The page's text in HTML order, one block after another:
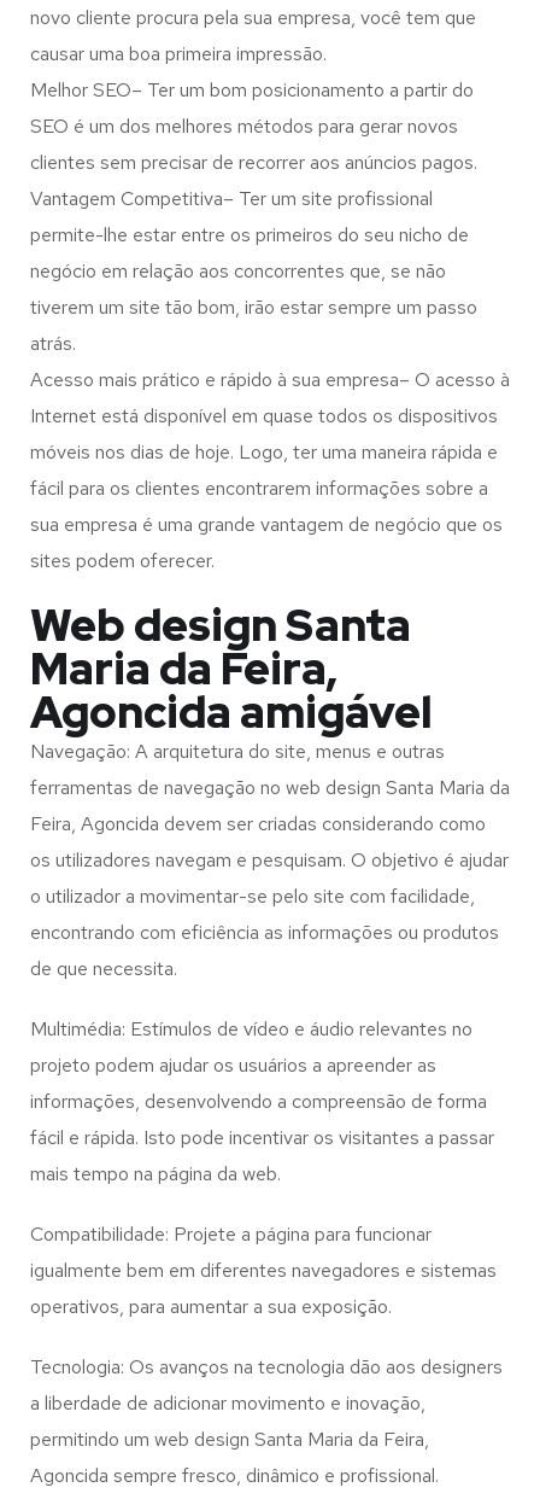
novo cliente procura pela sua empresa, você tem que
causar uma boa primeira impressão.
Melhor SEO– Ter um bom posicionamento a partir do
SEO é um dos melhores métodos para gerar novos
clientes sem precisar de recorrer aos anúncios pagos.
Vantagem Competitiva– Ter um site profissional
permite-lhe estar entre os primeiros do seu nicho de
negócio em relação aos concorrentes que, se não
tiverem um site tão bom, irão estar sempre um passo
atrás.
Acesso mais prático e rápido à sua empresa– O acesso à
Internet está disponível em quase todos os dispositivos
móveis nos dias de hoje. Logo, ter uma maneira rápida e
fácil para os clientes encontrarem informações sobre a
sua empresa é uma grande vantagem de negócio que os
sites podem oferecer.
Web design Santa
Maria da Feira,
Agoncida amigável
Navegação: A arquitetura do site, menus e outras
ferramentas de navegação no web design Santa Maria da
Feira, Agoncida devem ser criadas considerando como
os utilizadores navegam e pesquisam. O objetivo é ajudar
o utilizador a movimentar-se pelo site com facilidade,
encontrando com eficiência as informações ou produtos
de que necessita.
Multimédia: Estímulos de vídeo e áudio relevantes no
projeto podem ajudar os usuários a apreender as
informações, desenvolvendo a compreensão de forma
fácil e rápida. Isto pode incentivar os visitantes a passar
mais tempo na página da web.
Compatibilidade: Projete a página para funcionar
igualmente bem em diferentes navegadores e sistemas
operativos, para aumentar a sua exposição.
Tecnologia: Os avanços na tecnologia dão aos designers
a liberdade de adicionar movimento e inovação,
permitindo um web design Santa Maria da Feira,
Agoncida sempre fresco, dinâmico e profissional.